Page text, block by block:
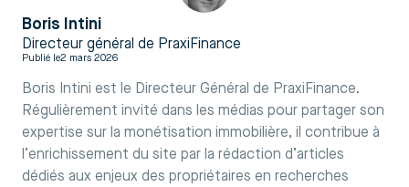
Boris Intini
Directeur général de PraxiFinance
Publié le2 mars 2026
Boris Intini est le Directeur Général de PraxiFinance.
Régulièrement invité dans les médias pour partager son
expertise sur la monétisation immobilière, il contribue à
l’enrichissement du site par la rédaction d’articles
dédiés aux enjeux des propriétaires en recherches